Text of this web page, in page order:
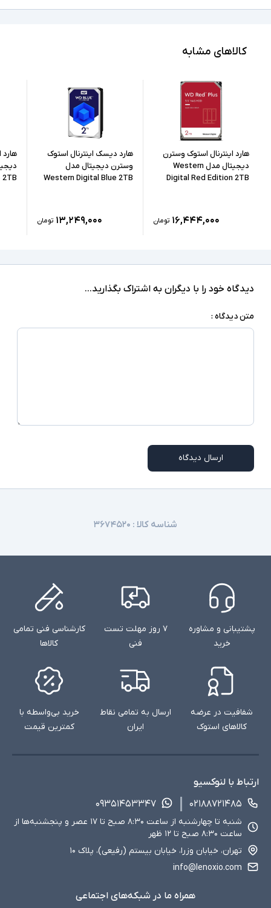
کالاهای مشابه
هارد اینترنال استوک وسترن
دیجیتال مدل Western
Digital Red Edition 2TB
۱۶,۴۴۴,۰۰۰ تومان
هارد دیسک اینترنال استوک
وسترن دیجیتال مدل
Western Digital Blue 2TB
۱۳,۲۴۹,۰۰۰ تومان
هارد
2TB
دیدگاه خود را با دیگران به اشتراک بگذارید...
متن دیدگاه :
ارسال دیدگاه
شناسه کالا : ۳۶۷۴۵۲۰
پشتیبانی و مشاوره
خرید
۷ روز مهلت تست
فنی
کارشناسی فنی تمامی
کالاها
شفافیت در عرضه
کالاهای استوک
ارسال به تمامی نقاط
ایران
خرید بی‌واسطه با
کمترین قیمت
ارتباط با لنوکسیو
۰۲۱۸۸۷۲۱۴۸۵
۰۹۳۵۱۴۵۳۳۴۷
شنبه تا چهارشنبه از ساعت ۸:۳۰ صبح تا ۱۷ عصر و پنجشنبه‌ها از
ساعت ۸:۳۰ صبح تا ۱۲ ظهر
تهران، خیابان وزرا، خیابان بیستم (رفیعی)، پلاک ۱۰
info@lenoxio.com
همراه ما در شبکه‌های اجتماعی